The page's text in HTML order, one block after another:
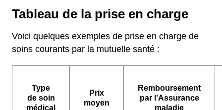
Tableau de la prise en charge
Voici quelques exemples de prise en charge de
soins courants par la mutuelle santé :
Type
de soin
médical
Prix
moyen
Remboursement
par l’Assurance
maladie